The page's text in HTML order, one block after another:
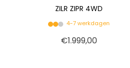
ZILR ZIPR 4WD
4-7 werkdagen
€1.999,00